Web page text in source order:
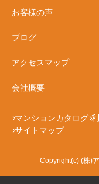
お客様の声
ブログ
アクセスマップ
会社概要
マンションカタログ
サイトマップ
Copyright(c) (株)